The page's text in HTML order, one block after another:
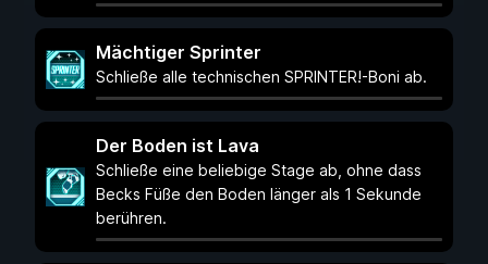
Mächtiger Sprinter
Schließe alle technischen SPRINTER!-Boni ab.
Der Boden ist Lava
Schließe eine beliebige Stage ab, ohne dass
Becks Füße den Boden länger als 1 Sekunde
berühren.